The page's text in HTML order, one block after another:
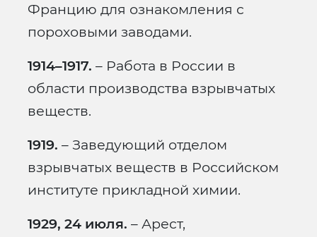
Францию для ознакомления с
пороховыми заводами.
1914–1917. – Работа в России в
области производства взрывчатых
веществ.
1919. – Заведующий отделом
взрывчатых веществ в Российском
институте прикладной химии.
1929, 24 июля. – Арест,